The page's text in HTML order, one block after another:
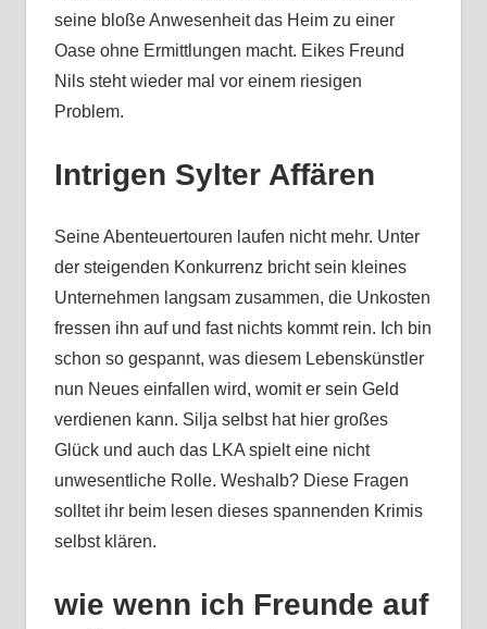
seine bloße Anwesenheit das Heim zu einer
Oase ohne Ermittlungen macht. Eikes Freund
Nils steht wieder mal vor einem riesigen
Problem.
Intrigen Sylter Affären
Seine Abenteuertouren laufen nicht mehr. Unter
der steigenden Konkurrenz bricht sein kleines
Unternehmen langsam zusammen, die Unkosten
fressen ihn auf und fast nichts kommt rein. Ich bin
schon so gespannt, was diesem Lebenskünstler
nun Neues einfallen wird, womit er sein Geld
verdienen kann. Silja selbst hat hier großes
Glück und auch das LKA spielt eine nicht
unwesentliche Rolle. Weshalb? Diese Fragen
solltet ihr beim lesen dieses spannenden Krimis
selbst klären.
wie wenn ich Freunde auf